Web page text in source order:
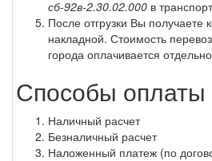
сб-92в-2.30.02.000 в
После отгрузки Вы получаете
накладной. Стоимость
города оплачивается
Способы оплаты
Наличный расчет
Безналичный расчет
Наложенный платеж (по